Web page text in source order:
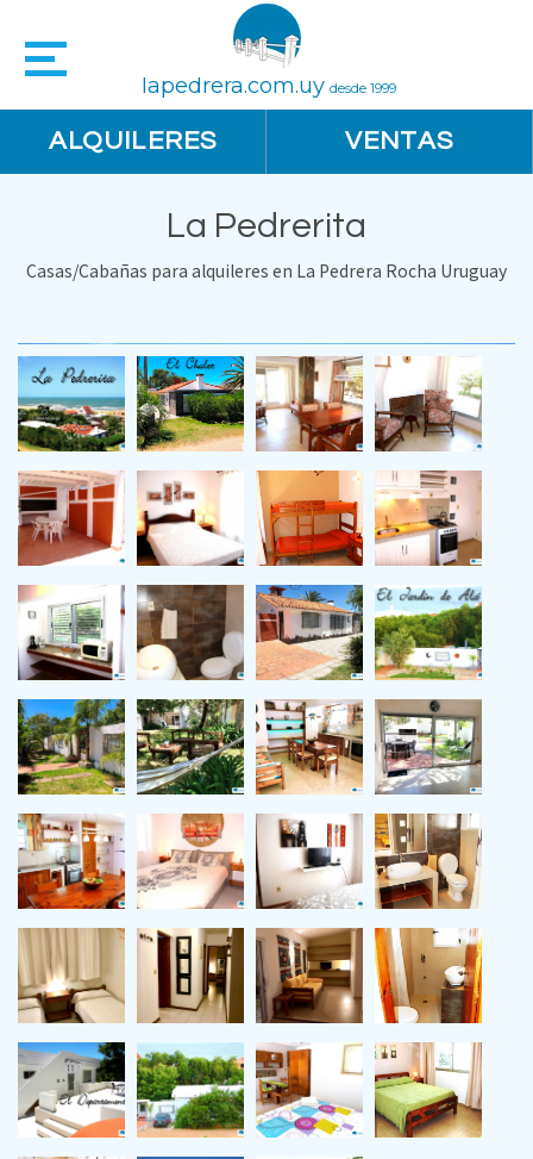
lapedrera.com.uy desde 1999
ALQUILERES VENTAS
La Pedrerita
Casas/Cabañas para alquileres en La Pedrera Rocha Uruguay